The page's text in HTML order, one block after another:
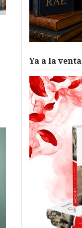
Ya a la venta